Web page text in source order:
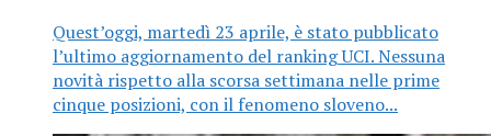
Quest’oggi, martedì 23 aprile, è stato pubblicato
l’ultimo aggiornamento del ranking UCI. Nessuna
novità rispetto alla scorsa settimana nelle prime
cinque posizioni, con il fenomeno sloveno...